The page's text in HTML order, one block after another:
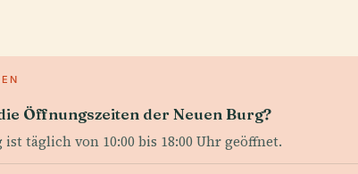
Öffnungszeiten der Neuen Burg?
ist täglich von 10:00 bis 18:00 Uhr geöffnet.